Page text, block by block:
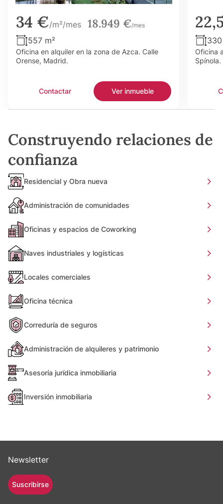
34 €/m²/mes 18.949 €/mes
557 m²
Oficina en alquiler en la zona de Azca. Calle
Orense, Madrid.
Contactar Ver inmueble
Oficina
Spínola.
Construyendo relaciones de
confianza
Residencial y Obra nueva
Administración de comunidades
Oficinas y espacios de Coworking
Naves industriales y logísticas
Locales comerciales
Oficina técnica
Correduría de seguros
Administración de alquileres y patrimonio
Asesoría jurídica inmobiliaria
Inversión inmobiliaria
Newsletter
Suscribirse